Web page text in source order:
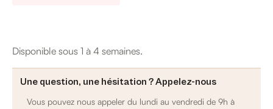
Disponible sous 1 à 4 semaines.
Une question, une hésitation ? Appelez-nous
Vous pouvez nous appeler du lundi au vendredi de 9h à